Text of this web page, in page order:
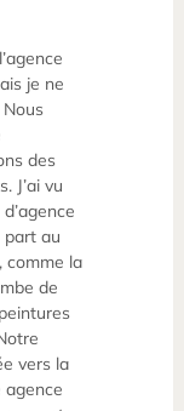
je ne
des
J’ai vu
part au
comme la
de
vers la